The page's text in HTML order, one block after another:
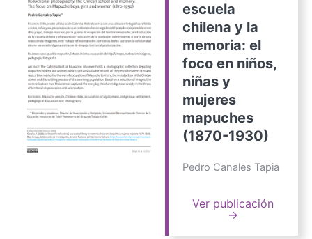
escuela
chilena y la
memoria: el
foco en niños,
niñas y
mujeres
mapuches
(1870-1930)
Pedro Canales Tapia
Ver publicación
→